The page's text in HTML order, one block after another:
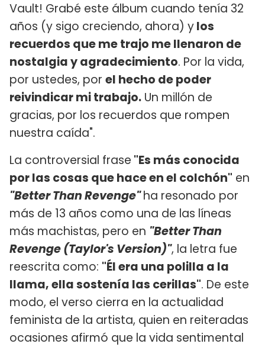
Vault! Grabé este álbum cuando tenía 32
años (y sigo creciendo, ahora) ylos
recuerdos que me trajo me llenaron de
nostalgia y agradecimiento. Por la vida,
por ustedes, por el hecho de poder
reivindicar mi trabajo. Un millón de
gracias, por los recuerdos que rompen
nuestra caída".
La controversial frase "Es más conocida
por las cosas que hace en el colchón" en
"Better Than Revenge"ha resonado por
más de 13 años como una de las líneas
más machistas, pero en "Better Than
Revenge (Taylor's Version)", la letra fue
reescrita como: "Él era una polilla a la
llama, ella sostenía las cerillas". De este
modo, el verso cierra en la actualidad
feminista de la artista, quien en reiteradas
ocasiones afirmó que la vida sentimental